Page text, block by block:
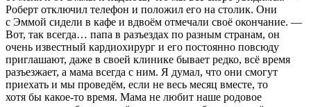
Роберт отключил телефон и положил его на столик. Они
с Эммой сидели в кафе и вдвоём отмечали своё окончание. —
Вот, так всегда… папа в разъездах по разным странам, он
очень известный кардиохирург и его постоянно повсюду
приглашают, даже в своей клинике бывает редко, всё время
разъезжает, а мама всегда с ним. Я думал, что они смогут
приехать и мы проведём, если не весь месяц вместе, то
хотя бы какое-то время. Мама не любит наше родовое